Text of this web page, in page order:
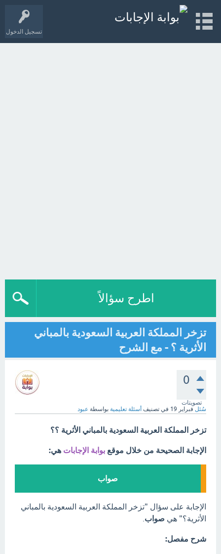
تسجيل الدخول
اطرح سؤالاً
تزخر المملكة العربية السعودية بالمباني
الأثرية ؟ - مع الشرح
0
تصويتات
سُئل فبراير 19 في تصنيف أسئلة تعليمية بواسطة عبود
تزخر المملكة العربية السعودية بالمباني الأثرية ؟؟
الإجابة الصحيحة من خلال موقع بوابة الإجابات هي:
صواب
الإجابة على سؤال "تزخر المملكة العربية السعودية بالمباني
الأثرية؟" هي صواب
شرح مفصل: